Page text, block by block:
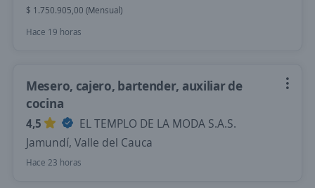
$ 1.750.905,00 (Mensual)
Hace 19 horas
Mesero, cajero, bartender, auxiliar de
cocina
4,5
EL TEMPLO DE LA MODA S.A.S.
Jamundí, Valle del Cauca
Hace 23 horas